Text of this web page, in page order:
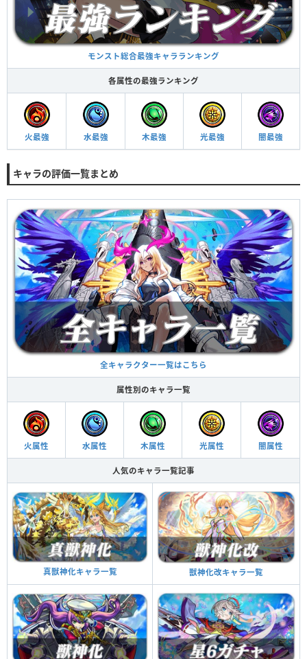
モンスト総合最強キャラランキング
各属性の最強ランキング
火最強 水最強 木最強 光最強 闇最強
キャラの評価一覧まとめ
全キャラクター一覧はこちら
属性別のキャラ一覧
火属性 水属性 木属性 光属性 闇属性
人気のキャラ一覧記事
真獣神化キャラ一覧 獣神化改キャラ一覧